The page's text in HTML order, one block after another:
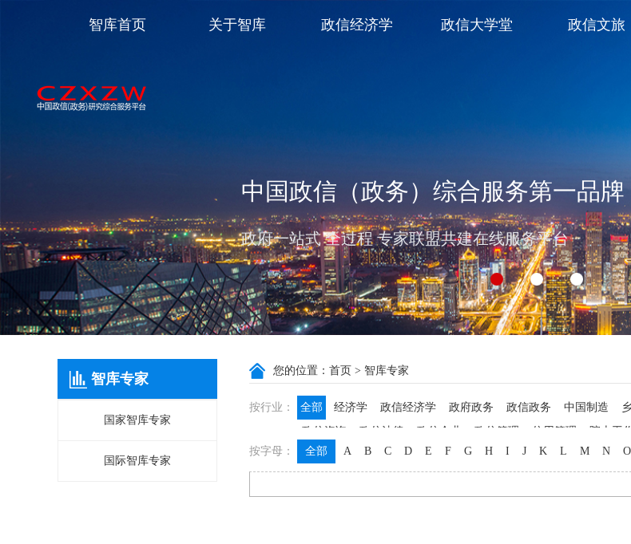
中国政信（政务）综合服务第一品牌
政府一站式 全过程 专家联盟共建在线服务平台
智库首页 关于智库 政信经济学 政信大学堂 政信文旅
智库专家
国家智库专家
国际智库专家
您的位置： 首页 > 智库专家
按行业： 全部 经济学 政信经济学 政府政务 政信政务 中国制造
政信咨询
政信法律 政信企业 政信管理 信用管理 院士工作
按字母：
全部 A B C D E F G H I J K L M N O